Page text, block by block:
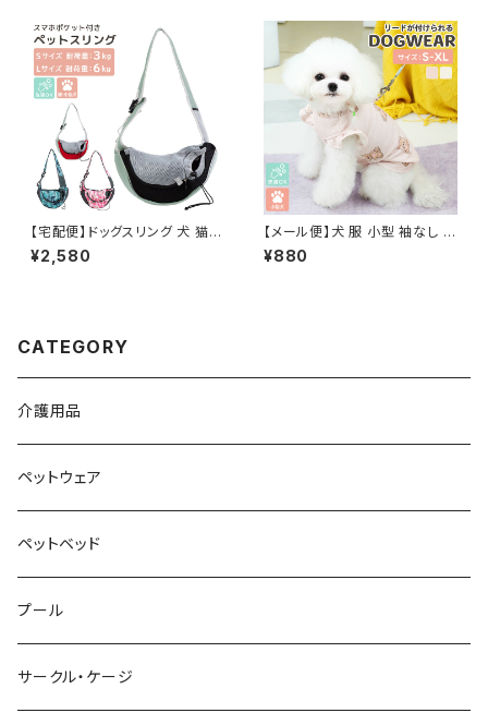
【宅配便】ドッグスリング 犬 猫
ペット 抱っこひも キャリーバッグ
ショルダー／pets011
¥2,580
【メール便】犬 服 小型 袖なし 肩
フリル トップス リードリング付き
凹凸生地 裏面 蒸れにくい／pe
¥880
CATEGORY
介護用品
ペットウェア
ペットベッド
プール
サークル・ケージ